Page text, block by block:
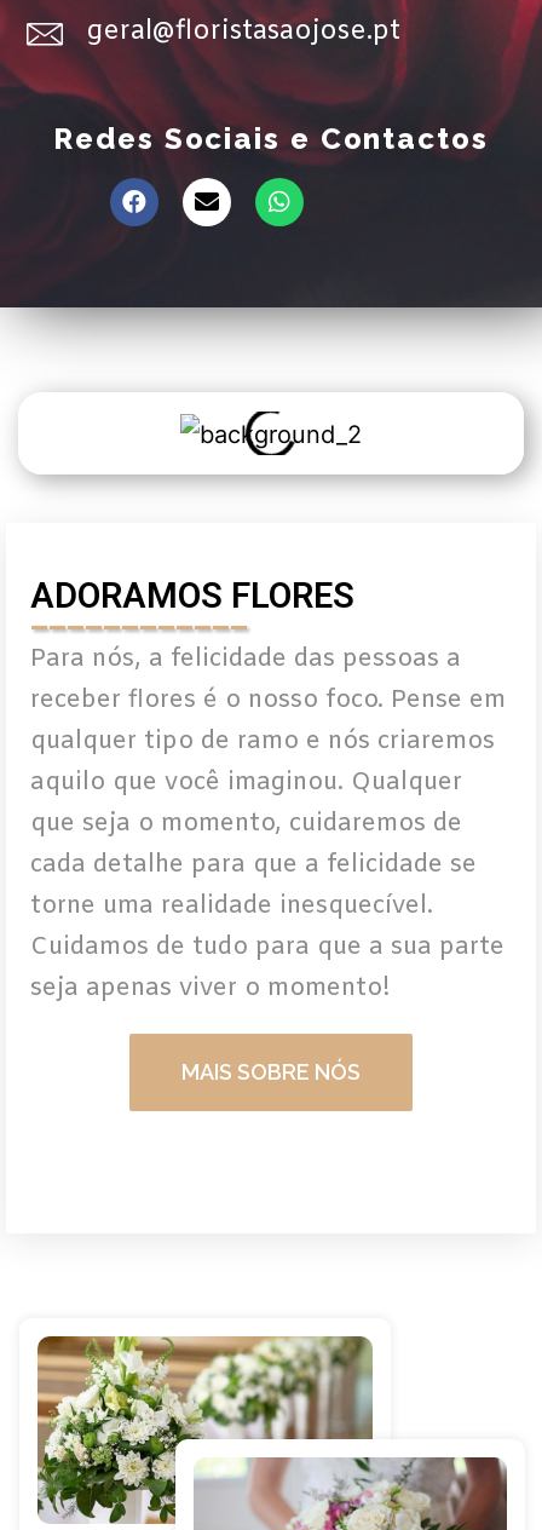
geral@floristasaojose.pt
Redes Sociais e Contactos
ADORAMOS FLORES
____________
Para nós, a felicidade das pessoas a
receber flores é o nosso foco. Pense em
qualquer tipo de ramo e nós criaremos
aquilo que você imaginou. Qualquer
que seja o momento, cuidaremos de
cada detalhe para que a felicidade se
torne uma realidade inesquecível.
Cuidamos de tudo para que a sua parte
seja apenas viver o momento!
MAIS SOBRE NÓS